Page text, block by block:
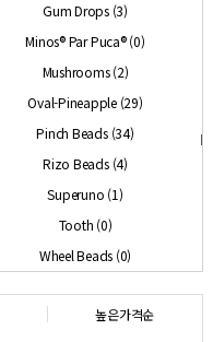
Gum Drops (3)
Minos® Par Puca® (0)
Mushrooms (2)
Oval-Pineapple (29)
Pinch Beads (34)
Rizo Beads (4)
Superuno (1)
Tooth (0)
Wheel Beads (0)
높은가격순